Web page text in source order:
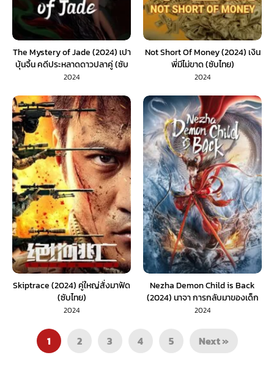
The Mystery of Jade (2024) เปา
บุ้นจิ้น คดีประหลาดดาวปลาคู่ (ซับ
ไทย)
2024
Not Short Of Money (2024) เงิน
พี่มีไม่ขาด (ซับไทย)
2024
Skiptrace (2024) คู่ใหญ่สั่งมาฟัด
(ซับไทย)
2024
Nezha Demon Child is Back
(2024) นาจา การกลับมาของเด็ก
ปีศาจ (พากย์ไทย)
2024
1 2 3 4 5 Next »